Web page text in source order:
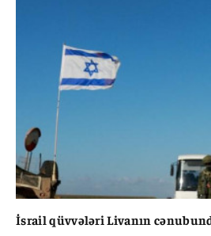
İsrail qüvvələri Livanın